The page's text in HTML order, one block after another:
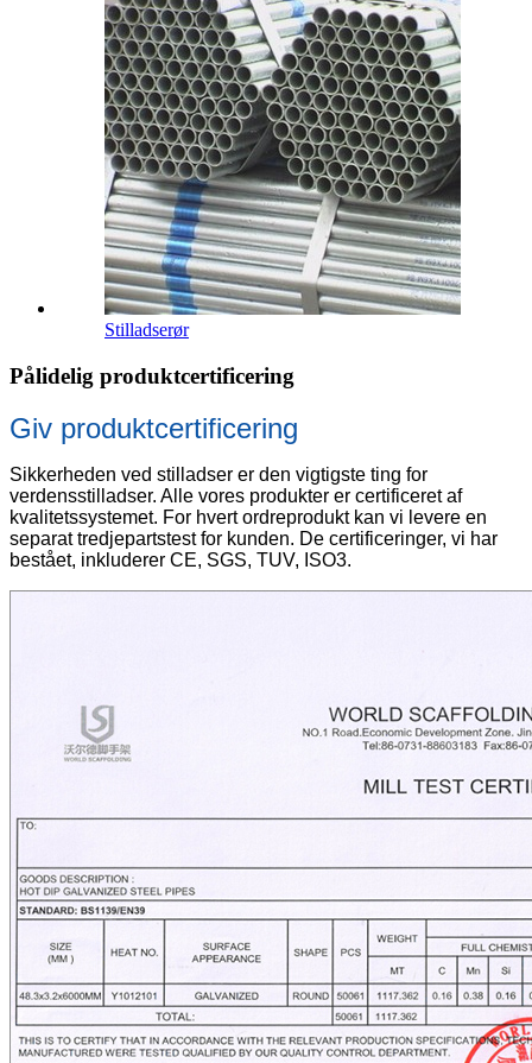
Stilladserør
Pålidelig produktcertificering
Giv produktcertificering
Sikkerheden ved stilladser er den vigtigste ting for
verdensstilladser. Alle vores produkter er certificeret af
kvalitetssystemet. For hvert ordreprodukt kan vi levere en
separat tredjepartstest for kunden. De certificeringer, vi har
bestået, inkluderer CE, SGS, TUV, ISO3.